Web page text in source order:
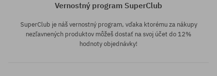
Vernostný program SuperClub
SuperClub je náš vernostný program, vďaka ktorému za nákupy
nezľavnených produktov môžeš dostať na svoj účet do 12%
hodnoty objednávky!